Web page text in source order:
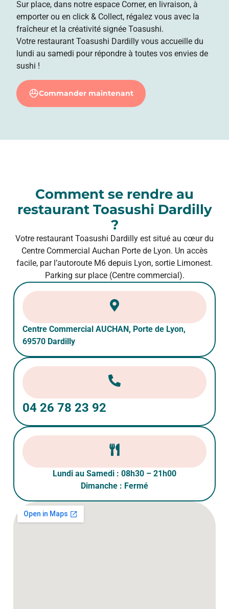
Sur place, dans notre espace Corner, en livraison, à
emporter ou en click & Collect, régalez vous avec la
fraîcheur et la créativité signée Toasushi.
Votre restaurant Toasushi Dardilly vous accueille du
lundi au samedi pour répondre à toutes vos envies de
sushi !
Commander maintenant
Comment se rendre au
restaurant Toasushi Dardilly
?
Votre restaurant Toasushi Dardilly est situé au cœur du
Centre Commercial Auchan Porte de Lyon. Un accès
facile, par l’autoroute M6 depuis Lyon, sortie Limonest.
Parking sur place (Centre commercial).
Centre Commercial AUCHAN, Porte de Lyon,
69570 Dardilly
04 26 78 23 92
Lundi au Samedi : 08h30 – 21h00
Dimanche : Fermé